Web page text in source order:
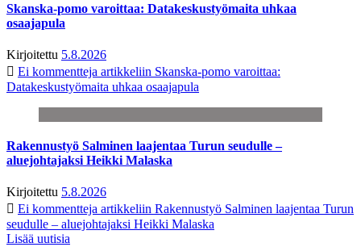
Skanska-pomo varoittaa: Datakeskustyömaita uhkaa
osaajapula
Kirjoitettu 5.8.2026
Ei kommentteja artikkeliin Skanska-pomo varoittaa:
Datakeskustyömaita uhkaa osaajapula
Rakennustyö Salminen laajentaa Turun seudulle –
aluejohtajaksi Heikki Malaska
Kirjoitettu 5.8.2026
Ei kommentteja artikkeliin Rakennustyö Salminen laajentaa Turun
seudulle – aluejohtajaksi Heikki Malaska
Lisää uutisia